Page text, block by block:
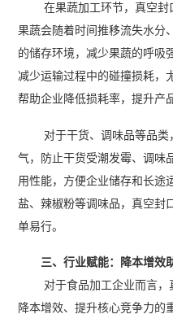
在果蔬加工环节，真空
果蔬会随着时间推移流失水分
的储存环境，减少果蔬的呼吸
减少运输过程中的碰撞损耗，
帮助企业降低损耗率，提升产
对于干货、调味品等品
气，防止干货受潮发霉、调味
用性能，方便企业储存和长途
盐、辣椒粉等调味品，真空封
单易行。
三、行业赋能：降本增效
对于食品加工企业而言
降本增效、提升核心竞争力的